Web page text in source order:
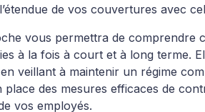
de vos couvertures avec
vous permettra de comprendre
à la fois à court et à long terme.
veillant à maintenir un régime
place des mesures efficaces de
vos employés.